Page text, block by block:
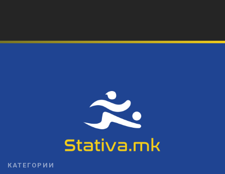
КАТЕГОРИИ